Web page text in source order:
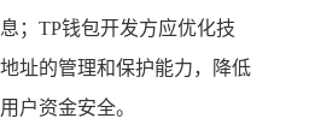
；TP钱包开发方应优化技
址的管理和保护能力，降低
户资金安全。